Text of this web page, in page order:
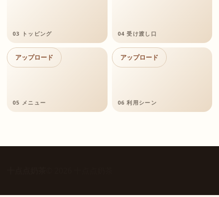
03 トッピング 04 受け渡し口
アップロード
05 メニュー
アップロード
06 利用シーン